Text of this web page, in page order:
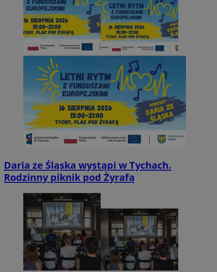
Daria ze Śląska wystąpi w Tychach.
Rodzinny piknik pod Żyrafą